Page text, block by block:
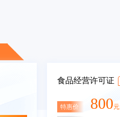
食品经营许可证
特惠价 800